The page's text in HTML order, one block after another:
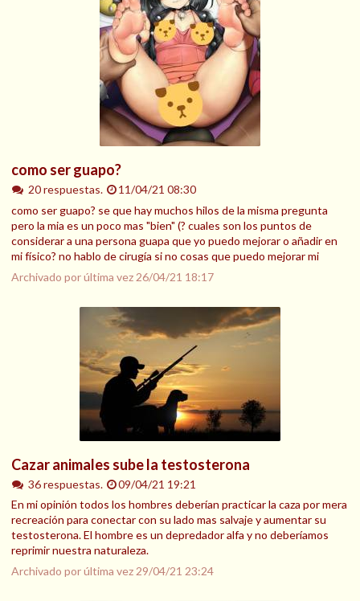
como ser guapo?
20 respuestas.
11/04/21 08:30
como ser guapo? se que hay muchos hilos de la misma pregunta
pero la mia es un poco mas "bien" (? cuales son los puntos de
considerar a una persona guapa que yo puedo mejorar o añadir en
mi físico? no hablo de cirugía si no cosas que puedo mejorar mi
Archivado por última vez 26/04/21 18:17
Cazar animales sube la testosterona
36 respuestas.
09/04/21 19:21
En mi opinión todos los hombres deberían practicar la caza por mera
recreación para conectar con su lado mas salvaje y aumentar su
testosterona. El hombre es un depredador alfa y no deberíamos
reprimir nuestra naturaleza.
Archivado por última vez 29/04/21 23:24